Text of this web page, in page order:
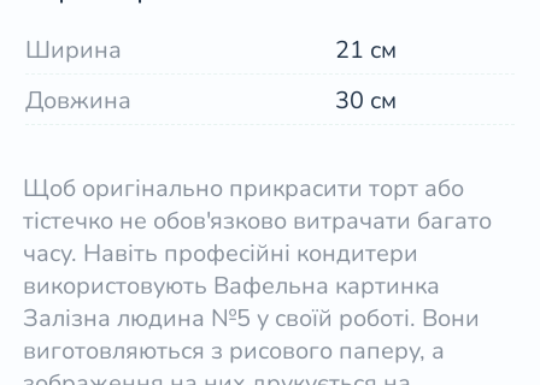
Щоб оригінально прикрасити торт або
тістечко не обов'язково витрачати багато
часу. Навіть професійні кондитери
використовують Вафельна картинка
Залізна людина №5 у своїй роботі. Вони
виготовляються з рисового паперу, а
Ширина
21 см
Довжина
30 см